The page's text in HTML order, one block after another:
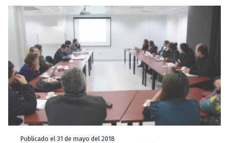
Publicado el 31 de mayo del 2018